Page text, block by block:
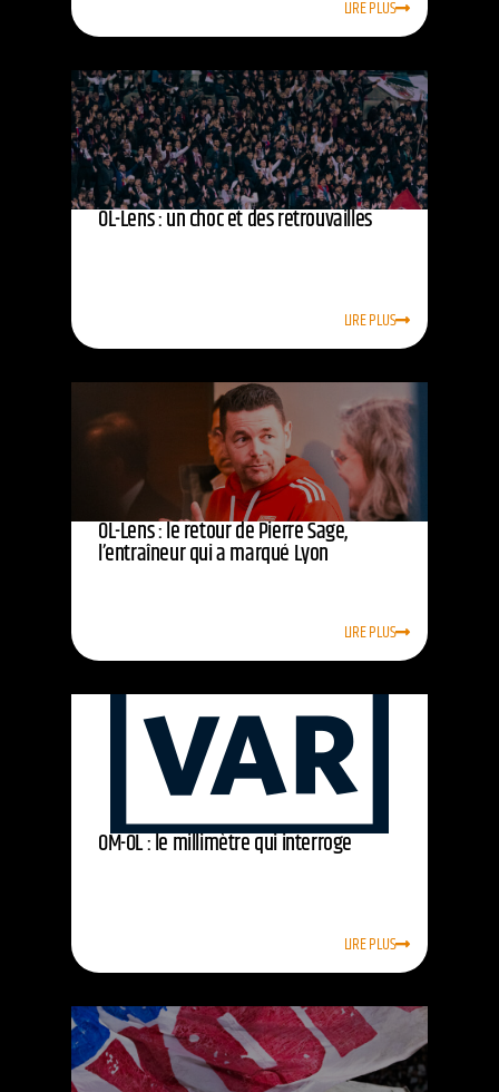
LIRE PLUS
OL-Lens : un choc et des retrouvailles
LIRE PLUS
OL-Lens : le retour de Pierre Sage,
l’entraîneur qui a marqué Lyon
LIRE PLUS
OM-OL : le millimètre qui interroge
LIRE PLUS